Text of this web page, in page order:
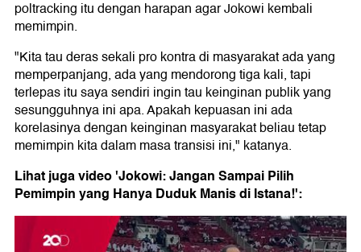
poltracking itu dengan harapan agar Jokowi kembali
memimpin.
"Kita tau deras sekali pro kontra di masyarakat ada yang
memperpanjang, ada yang mendorong tiga kali, tapi
terlepas itu saya sendiri ingin tau keinginan publik yang
sesungguhnya ini apa. Apakah kepuasan ini ada
korelasinya dengan keinginan masyarakat beliau tetap
memimpin kita dalam masa transisi ini," katanya.
Lihat juga video 'Jokowi: Jangan Sampai Pilih
Pemimpin yang Hanya Duduk Manis di Istana!':